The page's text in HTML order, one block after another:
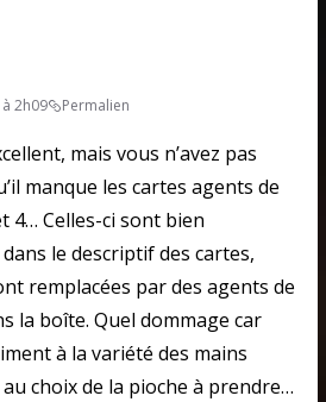
2h09 Permalien
mais vous n’avez pas
manque les cartes agents de
4… Celles-ci sont bien
le descriptif des cartes,
remplacées par des agents de
la boîte. Quel dommage car
à la variété des mains
choix de la pioche à prendre…